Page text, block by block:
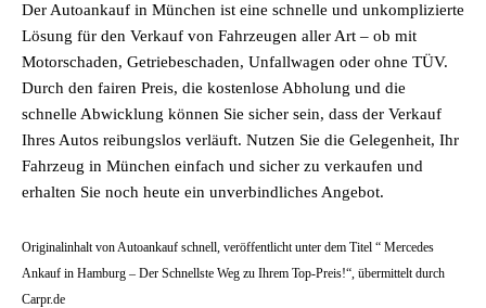
Der Autoankauf in München ist eine schnelle und unkomplizierte
Lösung für den Verkauf von Fahrzeugen aller Art – ob mit
Motorschaden, Getriebeschaden, Unfallwagen oder ohne TÜV.
Durch den fairen Preis, die kostenlose Abholung und die
schnelle Abwicklung können Sie sicher sein, dass der Verkauf
Ihres Autos reibungslos verläuft. Nutzen Sie die Gelegenheit, Ihr
Fahrzeug in München einfach und sicher zu verkaufen und
erhalten Sie noch heute ein unverbindliches Angebot.
Originalinhalt von Autoankauf schnell, veröffentlicht unter dem Titel “ Mercedes
Ankauf in Hamburg – Der Schnellste Weg zu Ihrem Top-Preis!“, übermittelt durch
Carpr.de